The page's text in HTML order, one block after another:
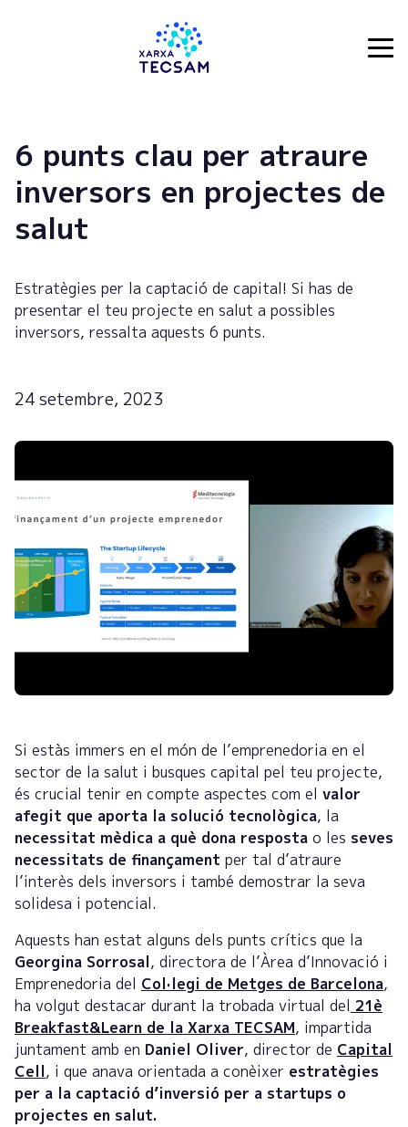
6 punts clau per atraure
inversors en projectes de
salut
Estratègies per la captació de capital! Si has de
presentar el teu projecte en salut a possibles
inversors, ressalta aquests 6 punts.
24 setembre, 2023
Si estàs immers en el món de l’emprenedoria en el
sector de la salut i busques capital pel teu projecte,
és crucial tenir en compte aspectes com el valor
afegit que aporta la solució tecnològica, la
necessitat mèdica a què dona resposta o les seves
necessitats de finançament per tal d’atraure
l’interès dels inversors i també demostrar la seva
solidesa i potencial.
Aquests han estat alguns dels punts crítics que la
Georgina Sorrosal, directora de l’Àrea d’Innovació i
Emprenedoria del Col·legi de Metges de Barcelona,
ha volgut destacar durant la trobada virtual del 21è
Breakfast&Learn de la Xarxa TECSAM, impartida
juntament amb en Daniel Oliver, director de Capital
Cell, i que anava orientada a conèixer estratègies
per a la captació d’inversió per a startups o
projectes en salut.